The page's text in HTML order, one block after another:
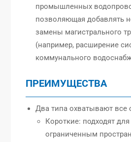
промышленных
позволяющая добавлять
замены магистрального
(например, расширение
коммунального
ПРЕИМУЩЕСТВА
Два типа охватывают все
Короткие: подходят
ограниченным